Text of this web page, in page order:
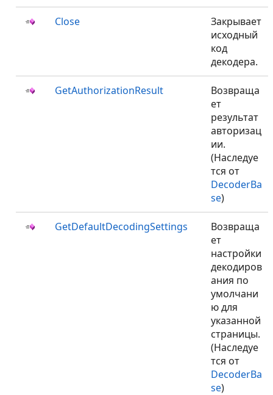
Close
Закрывает
исходный
код
декодера.
GetAuthorizationResult
Возвраща
ет
результат
авторизац
ии.
(Наследуе
тся от
DecoderBa
se)
GetDefaultDecodingSettings
Возвраща
ет
настройки
декодиров
ания по
умолчани
ю для
указанной
страницы.
(Наследуе
тся от
DecoderBa
se)